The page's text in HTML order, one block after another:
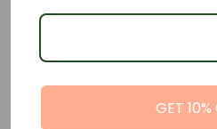
integer handelen
Lees onzeGedragscode voor
weten wat we van onze
zorgen dat aan onze
GET 10%